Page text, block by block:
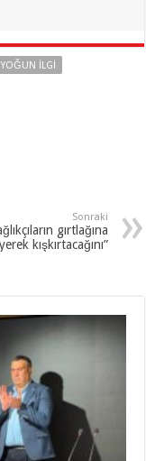
YOĞUN ILGI
Sonraki
gırtlağına
kışkırtacağını”